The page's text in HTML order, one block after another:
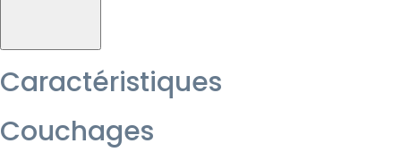
Caractéristiques
Couchages